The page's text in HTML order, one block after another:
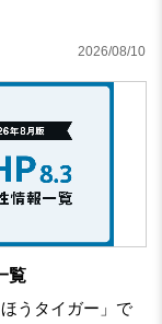
2026/08/10
覧
うタイガー」で